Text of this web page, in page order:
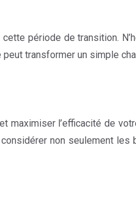
période de transition.
transformer un simple
maximiser l’efficacité de
non seulement